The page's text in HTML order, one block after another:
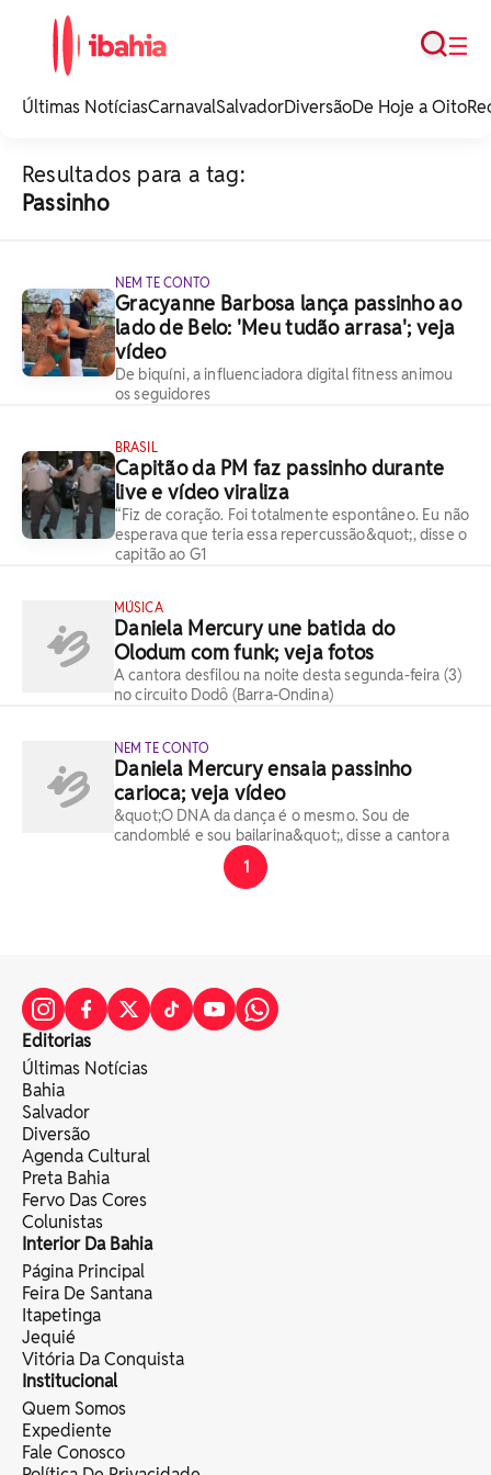
noticias e
☰
Busca
Últimas NotíciasCarnavalSalvadorDiversãoDe Hoje a Oito
Resultados para a tag:
Passinho
NEM TE CONTO
Gracyanne Barbosa lança passinho ao
lado de Belo: 'Meu tudão arrasa'; veja
vídeo
De biquíni, a influenciadora digital fitness animou
os seguidores
BRASIL
Capitão da PM faz passinho durante
live e vídeo viraliza
“Fiz de coração. Foi totalmente espontâneo. Eu não
esperava que teria essa repercussão&quot;, disse o
capitão ao G1
MÚSICA
Daniela Mercury une batida do
Olodum com funk; veja fotos
A cantora desfilou na noite desta segunda-feira (3)
no circuito Dodô (Barra-Ondina)
NEM TE CONTO
Daniela Mercury ensaia passinho
carioca; veja vídeo
&quot;O DNA da dança é o mesmo. Sou de
candomblé e sou bailarina&quot;, disse a cantora
1
Editorias
Últimas Notícias
Bahia
Salvador
Diversão
Agenda Cultural
Preta Bahia
Fervo Das Cores
Colunistas
Interior Da Bahia
Página Principal
Feira De Santana
Itapetinga
Jequié
Vitória Da Conquista
Institucional
Quem Somos
Expediente
Fale Conosco